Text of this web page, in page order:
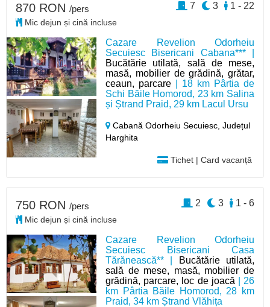
Cazare Revelion Odorheiu
Secuiesc Bisericani Cabana*** |
Bucătărie utilată, sală de mese,
masă, mobilier de grădină, grătar,
ceaun, parcare | 18 km Pârtia de
Schi Băile Homorod, 23 km Salina
și Ștrand Praid, 29 km Lacul Ursu
Cabană Odorheiu Secuiesc,Județul
Harghita
Tichet | Card vacanță
870 RON /pers
Mic dejun și cină incluse
1 - 22
3
7
Cazare Revelion Odorheiu
Secuiesc Bisericani Casa
Tărănească** |
Bucătărie utilată,
sală de mese, masă, mobilier de
grădină, parcare, loc de joacă | 26
km Pârtia Băile Homorod, 28 km
Praid, 34 km Ștrand Vlăhița
750 RON /pers
Mic dejun și cină incluse
1 - 6
3
2